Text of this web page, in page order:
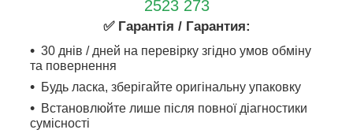
2523 273
✅ Гарантія / Гарантия:
30 днів / дней на перевірку згідно умов обміну
та повернення
Будь ласка, зберігайте оригінальну упаковку
Встановлюйте лише після повної діагностики
сумісності